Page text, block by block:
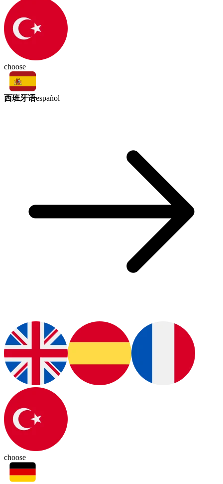
choose
西班牙语español
choose